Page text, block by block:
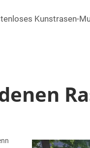
Kunstrasen-